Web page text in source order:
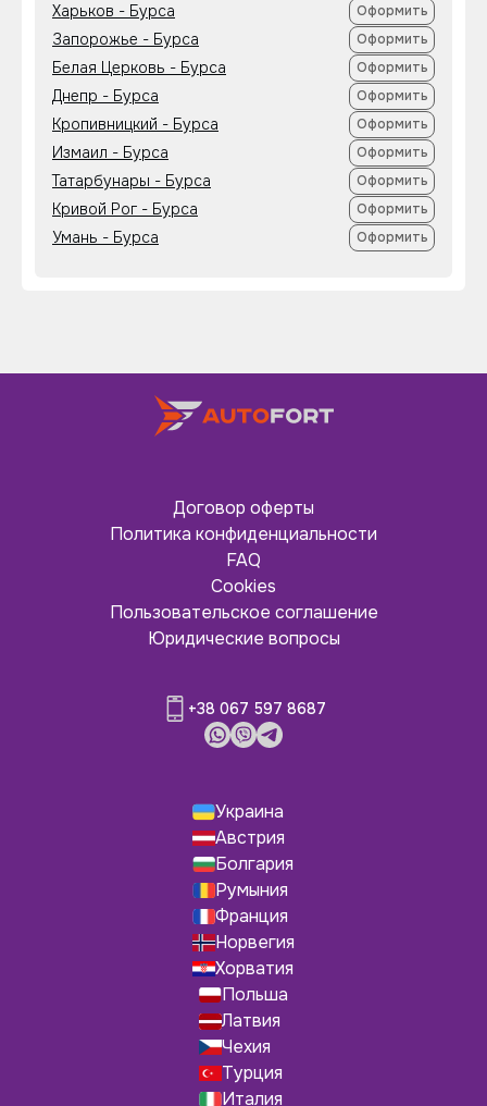
Харьков - Бурса Оформить
Запорожье - Бурса Оформить
Белая Церковь - Бурса Оформить
Днепр - Бурса Оформить
Кропивницкий - Бурса Оформить
Измаил - Бурса Оформить
Татарбунары - Бурса Оформить
Кривой Рог - Бурса Оформить
Умань - Бурса Оформить
Договор оферты
Политика конфиденциальности
FAQ
Cookies
Пользовательское соглашение
Юридические вопросы
+38 067 597 8687
Украина
Австрия
Болгария
Румыния
Франция
Норвегия
Хорватия
Польша
Латвия
Чехия
Турция
Италия